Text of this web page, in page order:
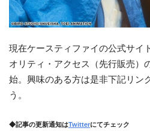
現在ケースティファイの公式サイ
オリティ・アクセス（先行販売）
始。興味のある方は是非下記リン
う。
◆記事の更新通知はTwitterにてチェック